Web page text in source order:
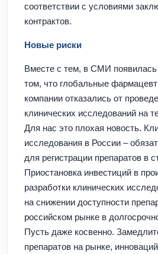
соответствии с условиями
контрактов.
Новые риски
Вместе с тем, в СМИ
том, что глобальные
компании отказались от
клинических исследований на
Для нас это плохая новость.
исследования в России –
для регистрации препаратов в
Приостановка инвестиций в
разработки клинических
на снижении доступности
российском рынке в
Пусть даже косвенно.
препаратов на рынке,